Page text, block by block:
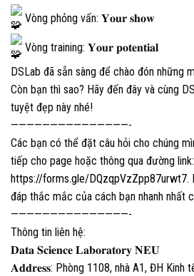
Vòng phỏng vấn: 𝐘𝐨𝐮𝐫 𝐬𝐡𝐨𝐰
Vòng training: 𝐘𝐨𝐮𝐫 𝐩𝐨𝐭𝐞𝐧𝐭𝐢𝐚𝐥
DSLab đã sẵn sàng để chào đón những
Còn bạn thì sao? Hãy đến đây và cùng
tuyệt đẹp này nhé!
———————————————-
Các bạn có thể đặt câu hỏi cho chúng
tiếp cho page hoặc thông qua đường link:
https://forms.gle/DQzqpVzZpp87urwt7.
đáp thắc mắc của cách bạn nhanh nhất
———————————————-
Thông tin liên hệ:
𝐃𝐚𝐭𝐚 𝐒𝐜𝐢𝐞𝐧𝐜𝐞 𝐋𝐚𝐛𝐨𝐫𝐚𝐭𝐨𝐫𝐲 𝐍𝐄𝐔
𝐀𝐝𝐝𝐫𝐞𝐬𝐬: Phòng 1108, nhà A1, ĐH Kinh